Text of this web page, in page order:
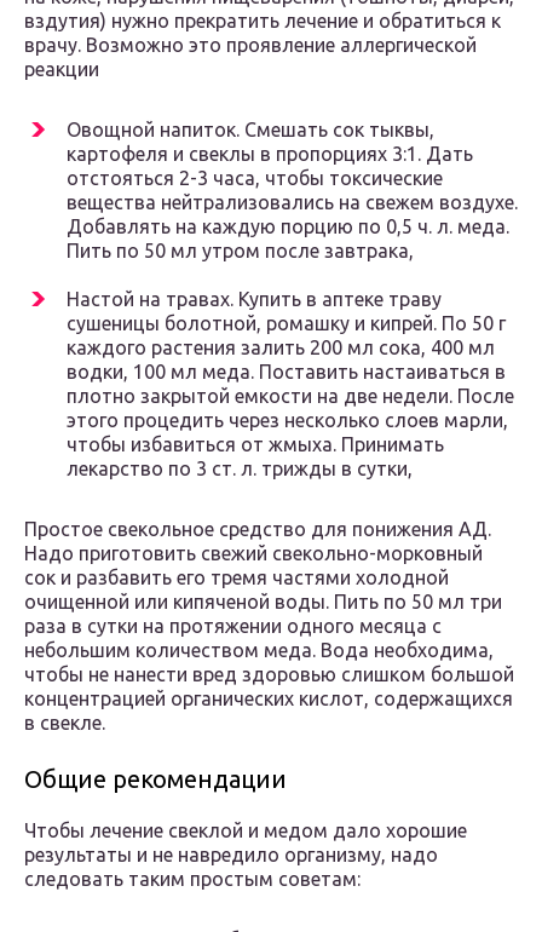
вздутия) нужно прекратить лечение и обратиться к
врачу. Возможно это проявление аллергической
реакции
Овощной напиток. Смешать сок тыквы,
картофеля и свеклы в пропорциях 3:1. Дать
отстояться 2-3 часа, чтобы токсические
вещества нейтрализовались на свежем воздухе.
Добавлять на каждую порцию по 0,5 ч. л. меда.
Пить по 50 мл утром после завтрака,
Настой на травах. Купить в аптеке траву
сушеницы болотной, ромашку и кипрей. По 50 г
каждого растения залить 200 мл сока, 400 мл
водки, 100 мл меда. Поставить настаиваться в
плотно закрытой емкости на две недели. После
этого процедить через несколько слоев марли,
чтобы избавиться от жмыха. Принимать
лекарство по 3 ст. л. трижды в сутки,
Простое свекольное средство для понижения АД.
Надо приготовить свежий свекольно-морковный
сок и разбавить его тремя частями холодной
очищенной или кипяченой воды. Пить по 50 мл три
раза в сутки на протяжении одного месяца с
небольшим количеством меда. Вода необходима,
чтобы не нанести вред здоровью слишком большой
концентрацией органических кислот, содержащихся
в свекле.
Общие рекомендации
Чтобы лечение свеклой и медом дало хорошие
результаты и не навредило организму, надо
следовать таким простым советам: